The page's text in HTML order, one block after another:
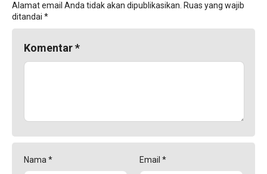
Alamat email Anda tidak akan dipublikasikan. Ruas yang wajib
ditandai *
Komentar*
Nama * Email *